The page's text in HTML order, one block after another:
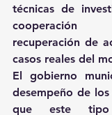
técnicas de
cooperación
recuperación de
casos reales del
El gobierno
desempeño de
que este